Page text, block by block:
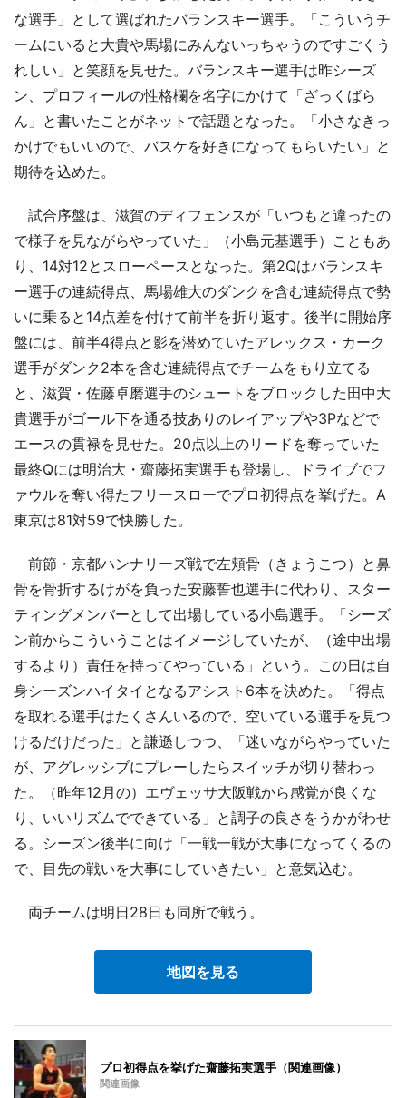
な選手」として選ばれたバランスキー選手。「こういうチ
ームにいると大貴や馬場にみんないっちゃうのですごくう
れしい」と笑顔を見せた。バランスキー選手は昨シーズ
ン、プロフィールの性格欄を名字にかけて「ざっくばら
ん」と書いたことがネットで話題となった。「小さなきっ
かけでもいいので、バスケを好きになってもらいたい」と
期待を込めた。
試合序盤は、滋賀のディフェンスが「いつもと違ったの
で様子を見ながらやっていた」（小島元基選手）こともあ
り、14対12とスローペースとなった。第2Qはバランスキ
ー選手の連続得点、馬場雄大のダンクを含む連続得点で勢
いに乗ると14点差を付けて前半を折り返す。後半に開始序
盤には、前半4得点と影を潜めていたアレックス・カーク
選手がダンク2本を含む連続得点でチームをもり立てる
と、滋賀・佐藤卓磨選手のシュートをブロックした田中大
貴選手がゴール下を通る技ありのレイアップや3Pなどで
エースの貫禄を見せた。20点以上のリードを奪っていた
最終Qには明治大・齋藤拓実選手も登場し、ドライブでフ
ァウルを奪い得たフリースローでプロ初得点を挙げた。A
東京は81対59で快勝した。
前節・京都ハンナリーズ戦で左頬骨（きょうこつ）と鼻
骨を骨折するけがを負った安藤誓也選手に代わり、スター
ティングメンバーとして出場している小島選手。「シーズ
ン前からこういうことはイメージしていたが、（途中出場
するより）責任を持ってやっている」という。この日は自
身シーズンハイタイとなるアシスト6本を決めた。「得点
を取れる選手はたくさんいるので、空いている選手を見つ
けるだけだった」と謙遜しつつ、「迷いながらやっていた
が、アグレッシブにプレーしたらスイッチが切り替わっ
た。（昨年12月の）エヴェッサ大阪戦から感覚が良くな
り、いいリズムでできている」と調子の良さをうかがわせ
る。シーズン後半に向け「一戦一戦が大事になってくるの
で、目先の戦いを大事にしていきたい」と意気込む。
両チームは明日28日も同所で戦う。
地図を見る
プロ初得点を挙げた齋藤拓実選手（関連画像）
関連画像